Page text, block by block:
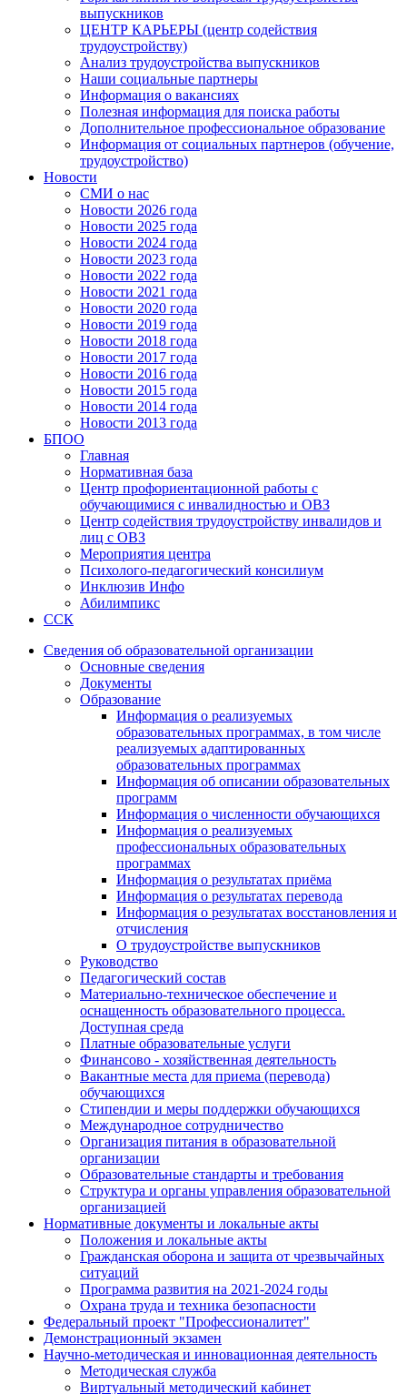
выпускников
ЦЕНТР КАРЬЕРЫ (центр содействия
трудоустройству)
Анализ трудоустройства выпускников
Наши социальные партнеры
Информация о вакансиях
Полезная информация для поиска работы
Дополнительное профессиональное образование
Информация от социальных партнеров (обучение,
трудоустройство)
Новости
СМИ о нас
Новости 2026 года
Новости 2025 года
Новости 2024 года
Новости 2023 года
Новости 2022 года
Новости 2021 года
Новости 2020 года
Новости 2019 года
Новости 2018 года
Новости 2017 года
Новости 2016 года
Новости 2015 года
Новости 2014 года
Новости 2013 года
БПОО
Главная
Нормативная база
Центр профориентационной работы с
обучающимися с инвалидностью и ОВЗ
Центр содействия трудоустройству инвалидов и
лиц с ОВЗ
Мероприятия центра
Психолого-педагогический консилиум
Инклюзив Инфо
Абилимпикс
ССК
Сведения об образовательной организации
Основные сведения
Документы
Образование
Информация о реализуемых
образовательных программах, в том числе
реализуемых адаптированных
образовательных программах
Информация об описании образовательных
программ
Информация о численности обучающихся
Информация о реализуемых
профессиональных образовательных
программах
Информация о результатах приёма
Информация о результатах перевода
Информация о результатах восстановления и
отчисления
О трудоустройстве выпускников
Руководство
Педагогический состав
Материально-техническое обеспечение и
оснащенность образовательного процесса.
Доступная среда
Платные образовательные услуги
Финансово - хозяйственная деятельность
Вакантные места для приема (перевода)
обучающихся
Стипендии и меры поддержки обучающихся
Международное сотрудничество
Организация питания в образовательной
организации
Образовательные стандарты и требования
Структура и органы управления образовательной
организацией
Нормативные документы и локальные акты
Положения и локальные акты
Гражданская оборона и защита от чрезвычайных
ситуаций
Программа развития на 2021-2024 годы
Охрана труда и техника безопасности
Федеральный проект "Профессионалитет"
Демонстрационный экзамен
Научно-методическая и инновационная деятельность
Методическая служба
Виртуальный методический кабинет